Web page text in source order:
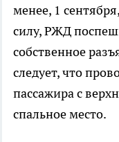
менее, 1
силу, РЖД
собственное
следует, что
пассажира с
спальное место.